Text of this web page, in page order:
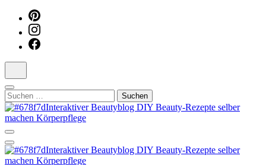
Suchen
nach:
Manuka Magic – Natürlich schön: